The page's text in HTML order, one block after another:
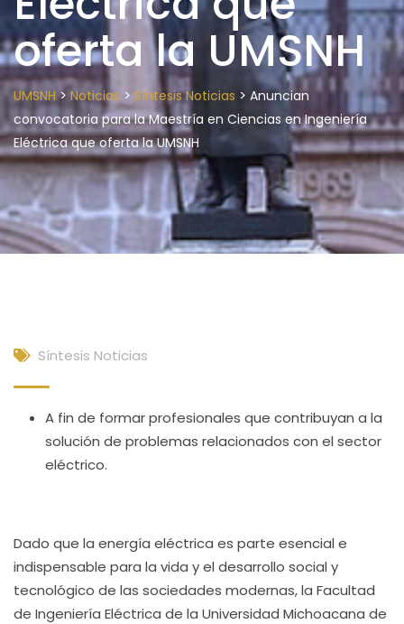
oferta la UMSNH
UMSNH> Noticias > Síntesis Noticias > Anuncian
convocatoria para la Maestría en Ciencias en Ingeniería
Eléctrica que oferta la UMSNH
Síntesis Noticias
A fin de formar profesionales que contribuyan a la
solución de problemas relacionados con el sector
eléctrico.
Dado que la energía eléctrica es parte esencial e
indispensable para la vida y el desarrollo social y
tecnológico de las sociedades modernas, la Facultad
de Ingeniería Eléctrica de la Universidad Michoacana de